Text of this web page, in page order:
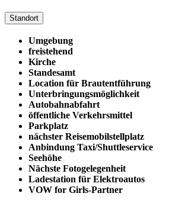
Standort
Umgebung
freistehend
Kirche
Standesamt
Location für Brautentführung
Unterbringungsmöglichkeit
Autobahnabfahrt
öffentliche Verkehrsmittel
Parkplatz
nächster Reisemobilstellplatz
Anbindung Taxi/Shuttleservice
Seehöhe
Nächste Fotogelegenheit
Ladestation für Elektroautos
VOW for Girls-Partner